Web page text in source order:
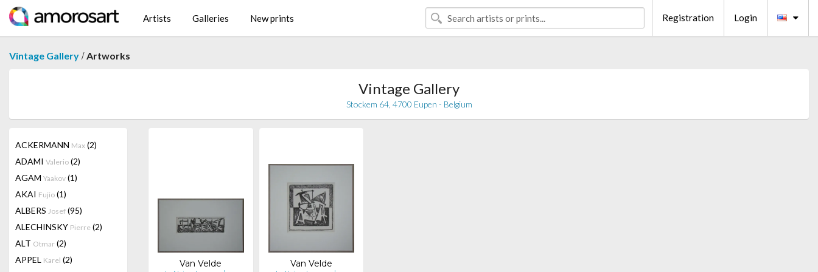
Artists Galleries New prints Registration Login
Vintage Gallery /Artworks
Vintage Gallery
Stockem 64, 4700 Eupen - Belgium
ACKERMANN Max (2)
ADAMI Valerio (2)
AGAM Yaakov (1)
AKAI Fujio (1)
ALBERS Josef (95)
ALECHINSKY Pierre (2)
ALT Otmar (2)
APPEL Karel (2)
Van Velde Van Velde